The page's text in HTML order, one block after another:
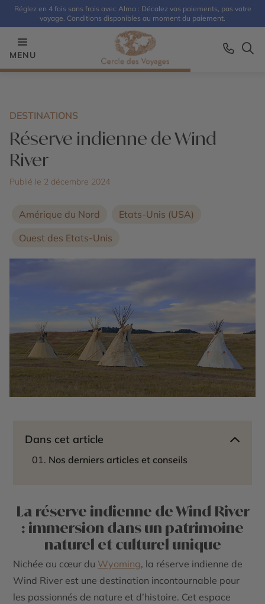
Réglez en 4 fois sans frais avec Alma : Décalez vos paiements, pas votre
voyage. Conditions disponibles au moment du paiement.
MENU
DESTINATIONS
Réserve indienne de Wind
River
Publié le 2 décembre 2024
Amérique du Nord
Etats-Unis (USA)
Ouest des Etats-Unis
Dans cet article
Nos derniers articles et conseils
La réserve indienne de Wind River
: immersion dans un patrimoine
naturel et culturel unique
Nichée au cœur du Wyoming, la réserve indienne de
Wind River est une destination incontournable pour
les passionnés de nature et d’histoire. Cet espace